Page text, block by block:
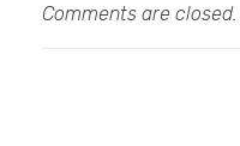
Comments are closed.